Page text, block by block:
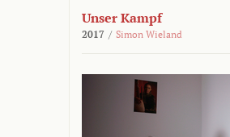
Unser Kampf
2017 / Simon Wieland